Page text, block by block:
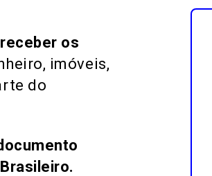
os
imóveis,
do